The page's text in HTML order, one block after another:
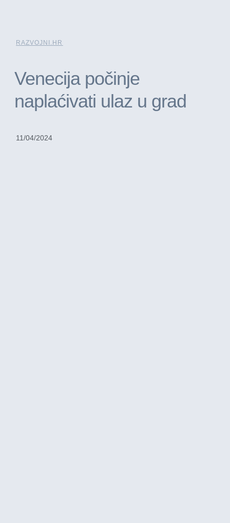
RAZVOJNI.HR
Venecija počinje
naplaćivati ulaz u grad
11/04/2024